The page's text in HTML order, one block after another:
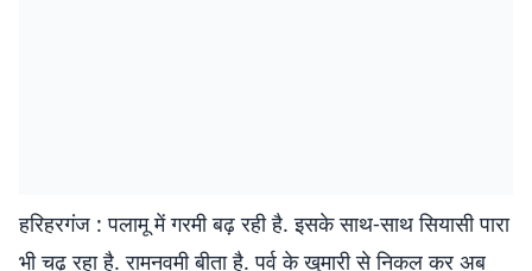
हरिहरगंज : पलामू में गरमी बढ़ रही है. इसके साथ-साथ सियासी पारा
भी चढ़ रहा है. रामनवमी बीता है. पर्व के खुमारी से निकल कर अब